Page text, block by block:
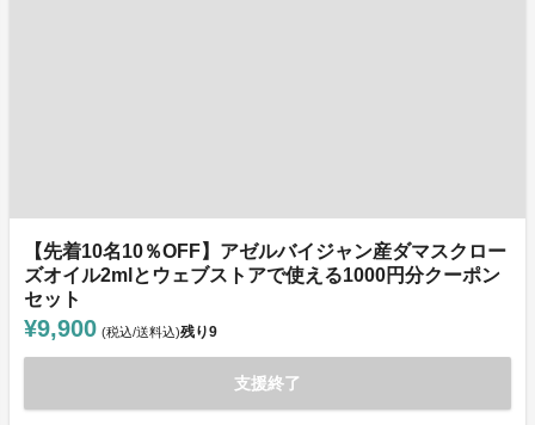
【先着10名10％OFF】アゼルバイジャン産ダマスクロー
ズオイル2mlとウェブストアで使える1000円分クーポン
セット
¥9,900 (税込/送料込)残り9
支援終了